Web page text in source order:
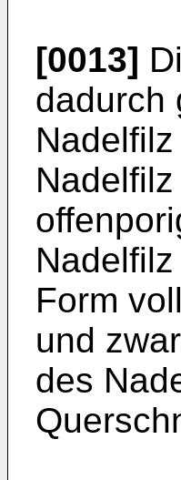
[0013]
dadurch
Form
und
des